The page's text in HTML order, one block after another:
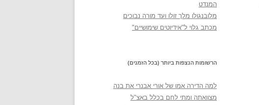
המנדט
מלובנגולו מלך זולו ועד מורה נבוכים
מכתב גלוי ל"אידיוטים שימושיים"
הרשומות הנצפות ביותר (בכל הזמנים)
למה הדירה אמו של אורי אבנרי את בנה
מצוואתה ומתי לחם בכלל באצ"ל